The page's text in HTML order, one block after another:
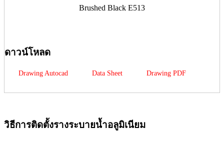
Brushed Black E513
ดาวน์โหลด
Drawing Autocad Data Sheet Drawing PDF
วิธีการติดตั้งรางระบายน้ำอลูมิเนียม